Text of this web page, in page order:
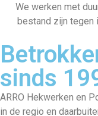
We werken met
bestand zijn tegen
sinds
ARRO Hekwerken en
in de regio en